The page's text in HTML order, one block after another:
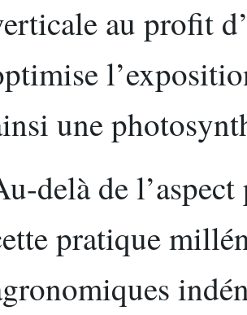
au profit
une
delà de
pratique